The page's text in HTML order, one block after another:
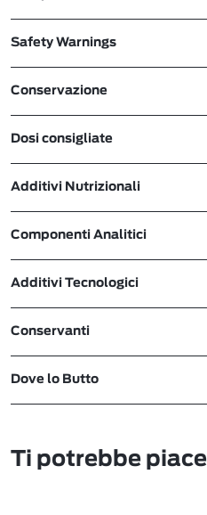
Safety Warnings
Conservazione
Dosi consigliate
Additivi Nutrizionali
Componenti Analitici
Additivi Tecnologici
Conservanti
Dove lo Butto
Ti potrebbe